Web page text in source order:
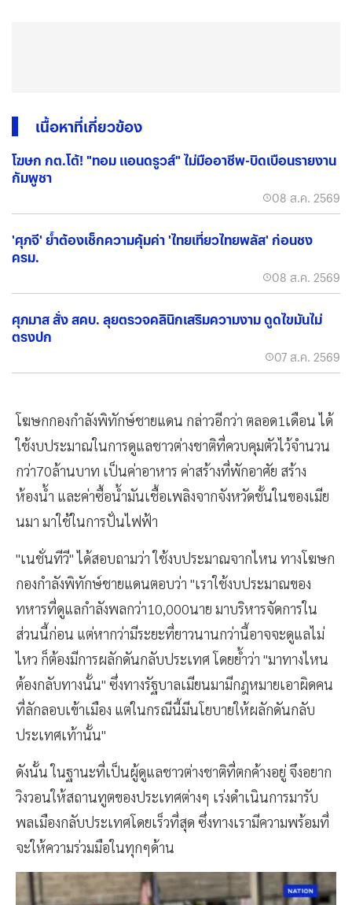
เนื้อหาที่เกี่ยวข้อง
โฆษก กต.โต้! "ทอม แอนดรูวส์" ไม่มืออาชีพ-บิดเบือนรายงาน
กัมพูชา
08 ส.ค. 2569
'ศุภจี' ย้ำต้องเช็กความคุ้มค่า 'ไทยเที่ยวไทยพลัส' ก่อนชง
ครม.
08 ส.ค. 2569
ศุภมาส สั่ง สคบ. ลุยตรวจคลินิกเสริมความงาม ดูดไขมันไม่
ตรงปก
07 ส.ค. 2569
โฆษกกองกำลังพิทักษ์ชายแดน กล่าวอีกว่า ตลอด1เดือน ได้
ใช้งบประมาณในการดูแลชาวต่างชาติที่ควบคุมตัวไว้จำนวน
กว่า70ล้านบาท เป็นค่าอาหาร ค่าสร้างที่พักอาศัย สร้าง
ห้องน้ำ และค่าซื้อน้ำมันเชื้อเพลิงจากจังหวัดชั้นในของเมีย
นมา มาใช้ในการปั่นไฟฟ้า
"เนชั่นทีวี" ได้สอบถามว่า ใช้งบประมาณจากไหน ทางโฆษก
กองกำลังพิทักษ์ชายแดนตอบว่า "เราใช้งบประมาณของ
ทหารที่ดูแลกำลังพลกว่า10,000นาย มาบริหารจัดการใน
ส่วนนี้ก่อน แต่หากว่ามีระยะที่ยาวนานกว่านี้อาจจะดูแลไม่
ไหว ก็ต้องมีการผลักดันกลับประเทศ โดยย้ำว่า "มาทางไหน
ต้องกลับทางนั้น" ซึ่งทางรัฐบาลเมียนมามีกฎหมายเอาผิดคน
ที่ลักลอบเข้าเมือง แต่ในกรณีนี้มีนโยบายให้ผลักดันกลับ
ประเทศเท้านั้น"
ดังนั้น ในฐานะที่เป็นผู้ดูแลชาวต่างชาติที่ตกค้างอยู่ จึงอยาก
วิงวอนให้สถานทูตของประเทศต่างๆ เร่งดำเนินการมารับ
พลเมืองกลับประเทศโดยเร็วที่สุด ซึ่งทางเรามีความพร้อมที่
จะให้ความร่วมมือในทุกๆด้าน